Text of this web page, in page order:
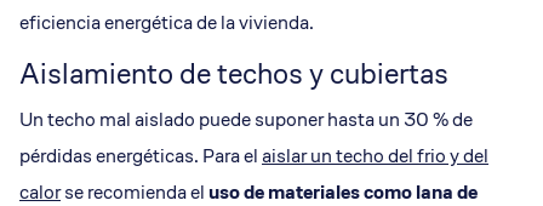
eficiencia energética de la vivienda.
Aislamiento de techos y cubiertas
Un techo mal aislado puede suponer hasta un 30 % de
pérdidas energéticas. Para elaislar un techo del frio y del
calorse recomienda el uso de materiales como lana de